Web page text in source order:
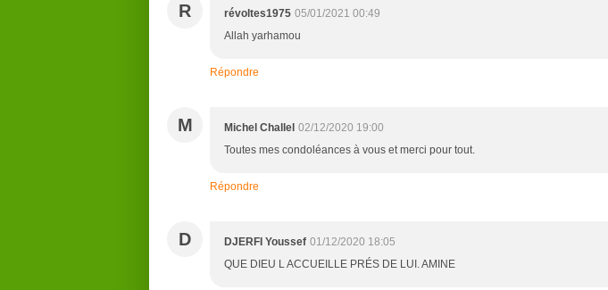
R révoltes1975 05/01/2021 00:49
Allah yarhamou
Répondre
M Michel Challel 02/12/2020 19:00
Toutes mes condoléances à vous et merci pour tout.
Répondre
D DJERFI Youssef 01/12/2020 18:05
QUE DIEU L ACCUEILLE PRÉS DE LUI. AMINE